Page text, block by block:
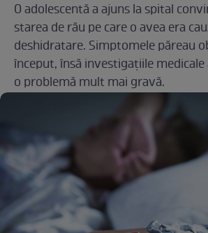
O adolescentă a ajuns la spital
starea de rău pe care o avea era
deshidratare. Simptomele păreau
început, însă investigațiile medicale
o problemă mult mai gravă.